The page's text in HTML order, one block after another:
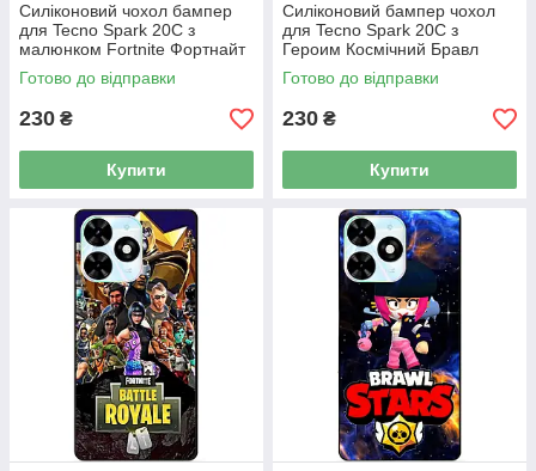
Силіконовий чохол бампер
для Tecno Spark 20C з
малюнком Fortnite Фортнайт
Готово до відправки
230 ₴
Купити
Силіконовий бампер чохол
для Tecno Spark 20C з
Героим Космічний Бравл
Білий Ворон
Готово до відправки
230 ₴
Купити